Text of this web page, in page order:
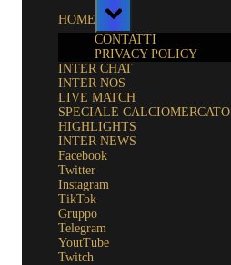
HOME
Toggle
sub-
menu
CONTATTI
PRIVACY POLICY
INTER CHAT
INTER NOS
LIVE MATCH
SPECIALE CALCIOMERCATO
HIGHLIGHTS
INTER NEWS
Facebook
Twitter
Instagram
TikTok
Gruppo
Telegram
YoutTube
Twitch